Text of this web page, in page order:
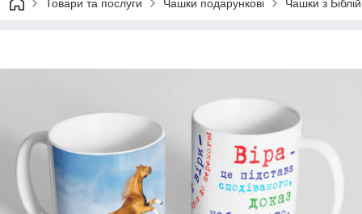
Товари та послуги Чашки подарункові Чашки з